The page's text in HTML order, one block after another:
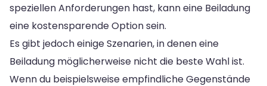
speziellen Anforderungen hast, kann eine Beiladung
eine kostensparende Option sein.
Es gibt jedoch einige Szenarien, in denen eine
Beiladung möglicherweise nicht die beste Wahl ist.
Wenn du beispielsweise empfindliche Gegenstände